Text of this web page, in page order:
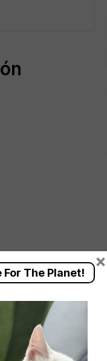
para el
por la
el mejor
The Planet!
×